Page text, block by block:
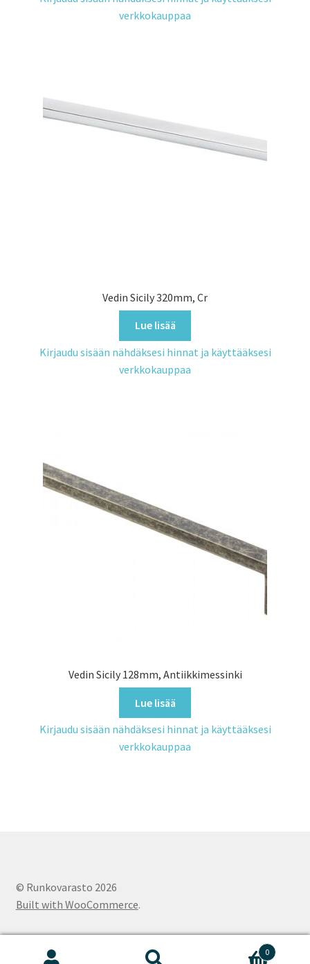
verkkokauppaa
Vedin Sicily 320mm, Cr
Lue lisää
Kirjaudu sisään nähdäksesi hinnat ja käyttääksesi
verkkokauppaa
Vedin Sicily 128mm, Antiikkimessinki
Lue lisää
Kirjaudu sisään nähdäksesi hinnat ja käyttääksesi
verkkokauppaa
© Runkovarasto 2026
Built with WooCommerce.
0